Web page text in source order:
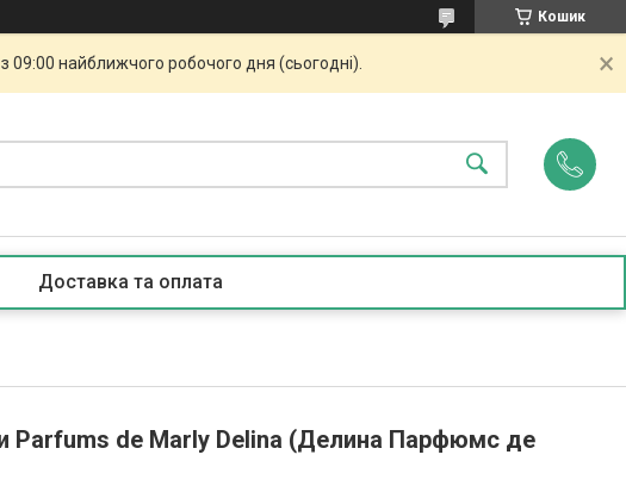
Кошик
09:00 найближчого робочого дня (сьогодні).
Доставка та оплата
de Marly Delina (Делина Парфюмс де